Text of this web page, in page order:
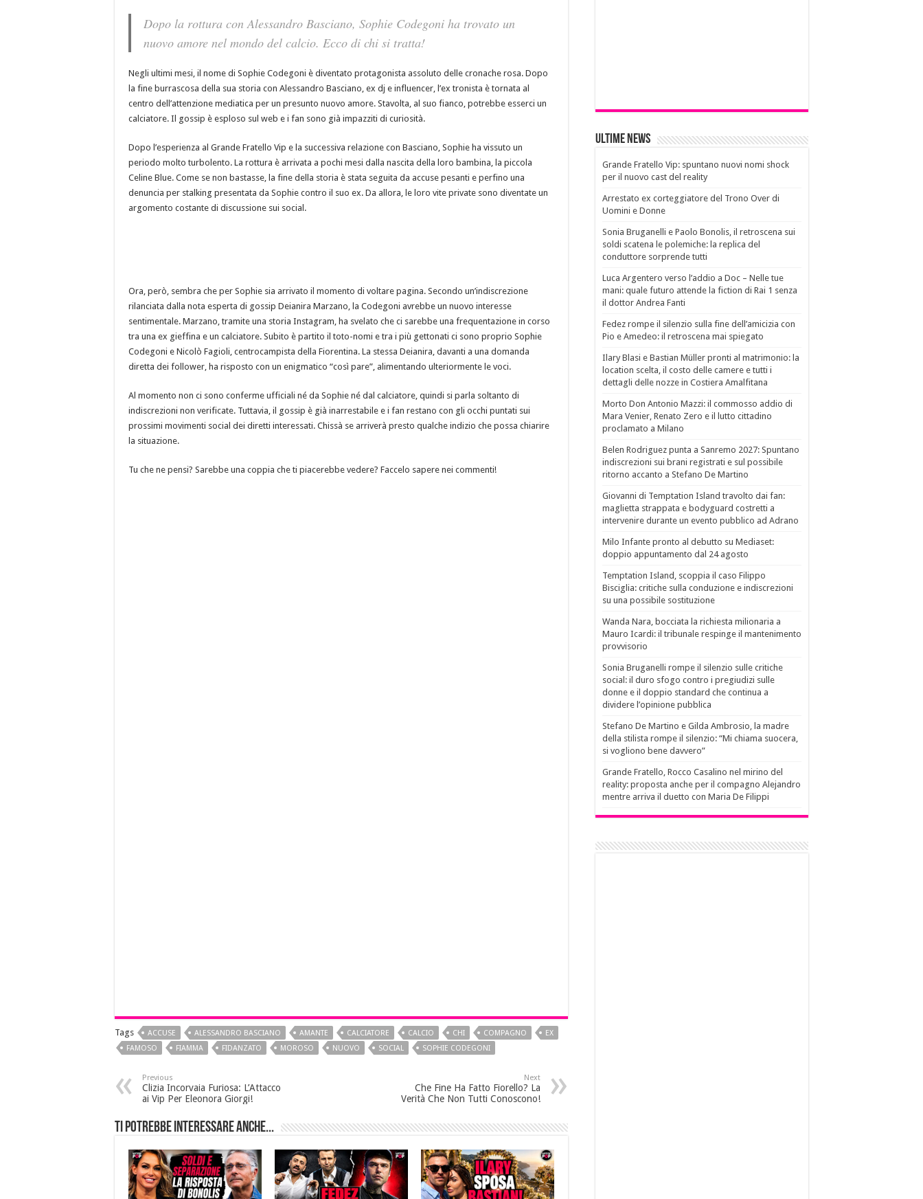
Dopo la rottura con Alessandro Basciano, Sophie Codegoni ha trovato un
nuovo amore nel mondo del calcio. Ecco di chi si tratta!
Negli ultimi mesi, il nome di Sophie Codegoni è diventato protagonista assoluto delle cronache rosa. Dopo
la fine burrascosa della sua storia con Alessandro Basciano, ex dj e influencer, l’ex tronista è tornata al
centro dell’attenzione mediatica per un presunto nuovo amore. Stavolta, al suo fianco, potrebbe esserci un
calciatore. Il gossip è esploso sul web e i fan sono già impazziti di curiosità.
Dopo l’esperienza al Grande Fratello Vip e la successiva relazione con Basciano, Sophie ha vissuto un
periodo molto turbolento. La rottura è arrivata a pochi mesi dalla nascita della loro bambina, la piccola
Celine Blue. Come se non bastasse, la fine della storia è stata seguita da accuse pesanti e perfino una
denuncia per stalking presentata da Sophie contro il suo ex. Da allora, le loro vite private sono diventate un
argomento costante di discussione sui social.
Ora, però, sembra che per Sophie sia arrivato il momento di voltare pagina. Secondo un’indiscrezione
rilanciata dalla nota esperta di gossip Deianira Marzano, la Codegoni avrebbe un nuovo interesse
sentimentale. Marzano, tramite una storia Instagram, ha svelato che ci sarebbe una frequentazione in corso
tra una ex gieffina e un calciatore. Subito è partito il toto-nomi e tra i più gettonati ci sono proprio Sophie
Codegoni e Nicolò Fagioli, centrocampista della Fiorentina. La stessa Deianira, davanti a una domanda
diretta dei follower, ha risposto con un enigmatico “così pare”, alimentando ulteriormente le voci.
Al momento non ci sono conferme ufficiali né da Sophie né dal calciatore, quindi si parla soltanto di
indiscrezioni non verificate. Tuttavia, il gossip è già inarrestabile e i fan restano con gli occhi puntati sui
prossimi movimenti social dei diretti interessati. Chissà se arriverà presto qualche indizio che possa chiarire
la situazione.
Tu che ne pensi? Sarebbe una coppia che ti piacerebbe vedere? Faccelo sapere nei commenti!
Tags ACCUSE ALESSANDRO BASCIANO AMANTE CALCIATORE CALCIO CHI COMPAGNO
EX
FAMOSO
FIAMMA FIDANZATO MOROSO NUOVO SOCIAL SOPHIE CODEGONI
Previous
Clizia Incorvaia Furiosa: L’Attacco
ai Vip Per Eleonora Giorgi!
Next
Che Fine Ha Fatto Fiorello? La
Verità Che Non Tutti Conoscono!
Ti potrebbe interessare anche...
Ultime News
Grande Fratello Vip: spuntano nuovi nomi shock
per il nuovo cast del reality
Arrestato ex corteggiatore del Trono Over di
Uomini e Donne
Sonia Bruganelli e Paolo Bonolis, il retroscena sui
soldi scatena le polemiche: la replica del
conduttore sorprende tutti
Luca Argentero verso l’addio a Doc – Nelle tue
mani: quale futuro attende la fiction di Rai 1 senza
il dottor Andrea Fanti
Fedez rompe il silenzio sulla fine dell’amicizia con
Pio e Amedeo: il retroscena mai spiegato
Ilary Blasi e Bastian Müller pronti al matrimonio: la
location scelta, il costo delle camere e tutti i
dettagli delle nozze in Costiera Amalfitana
Morto Don Antonio Mazzi: il commosso addio di
Mara Venier, Renato Zero e il lutto cittadino
proclamato a Milano
Belen Rodriguez punta a Sanremo 2027: Spuntano
indiscrezioni sui brani registrati e sul possibile
ritorno accanto a Stefano De Martino
Giovanni di Temptation Island travolto dai fan:
maglietta strappata e bodyguard costretti a
intervenire durante un evento pubblico ad Adrano
Milo Infante pronto al debutto su Mediaset:
doppio appuntamento dal 24 agosto
Temptation Island, scoppia il caso Filippo
Bisciglia: critiche sulla conduzione e indiscrezioni
su una possibile sostituzione
Wanda Nara, bocciata la richiesta milionaria a
Mauro Icardi: il tribunale respinge il mantenimento
provvisorio
Sonia Bruganelli rompe il silenzio sulle critiche
social: il duro sfogo contro i pregiudizi sulle
donne e il doppio standard che continua a
dividere l’opinione pubblica
Stefano De Martino e Gilda Ambrosio, la madre
della stilista rompe il silenzio: “Mi chiama suocera,
si vogliono bene davvero”
Grande Fratello, Rocco Casalino nel mirino del
reality: proposta anche per il compagno Alejandro
mentre arriva il duetto con Maria De Filippi